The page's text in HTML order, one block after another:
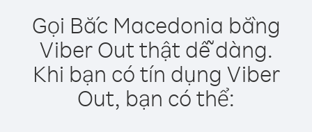
Gọi Bắc Macedonia bằng
Viber Out thật dễ dàng.
Khi bạn có tín dụng Viber
Out, bạn có thể: